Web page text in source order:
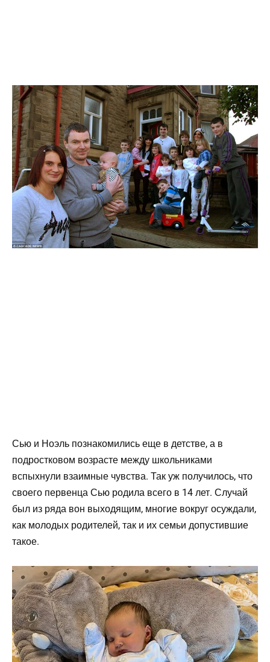
Сью и Ноэль познакомились еще в детстве, а в
подростковом возрасте между школьниками
вспыхнули взаимные чувства. Так уж получилось, что
своего первенца Сью родила всего в 14 лет. Случай
был из ряда вон выходящим, многие вокруг осуждали,
как молодых родителей, так и их семьи допустившие
такое.